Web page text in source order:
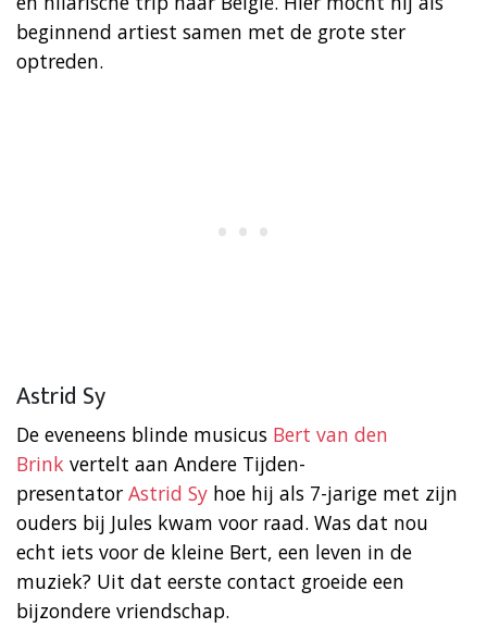
beginnend artiest samen met de grote ster
optreden.
Astrid Sy
De eveneens blinde musicus Bert van den
Brink vertelt aan Andere Tijden-
presentator Astrid Sy hoe hij als 7-jarige met zijn
ouders bij Jules kwam voor raad. Was dat nou
echt iets voor de kleine Bert, een leven in de
muziek? Uit dat eerste contact groeide een
bijzondere vriendschap.